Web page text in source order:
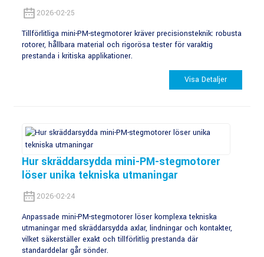
2026-02-25
Tillförlitliga mini-PM-stegmotorer kräver precisionsteknik: robusta
rotorer, hållbara material och rigorösa tester för varaktig
prestanda i kritiska applikationer.
Visa Detaljer
Hur skräddarsydda mini-PM-stegmotorer
löser unika tekniska utmaningar
2026-02-24
Anpassade mini-PM-stegmotorer löser komplexa tekniska
utmaningar med skräddarsydda axlar, lindningar och kontakter,
vilket säkerställer exakt och tillförlitlig prestanda där
standarddelar går sönder.